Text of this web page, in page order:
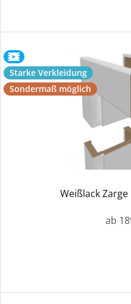
Starke Verkleidung
Sondermaß möglich
Weißlack
ab